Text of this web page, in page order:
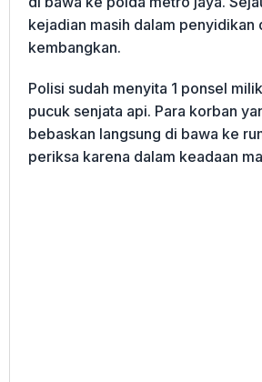
kejadian masih dalam penyidikan
kembangkan.
Polisi sudah menyita 1 ponsel
pucuk senjata api. Para korban
bebaskan langsung di bawa ke
periksa karena dalam keadaan